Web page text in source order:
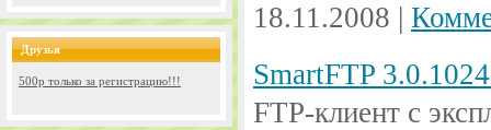
Друзья
500р только за регистрацию!!!
18.11.2008 |
SmartFTP
FTP-клиент с